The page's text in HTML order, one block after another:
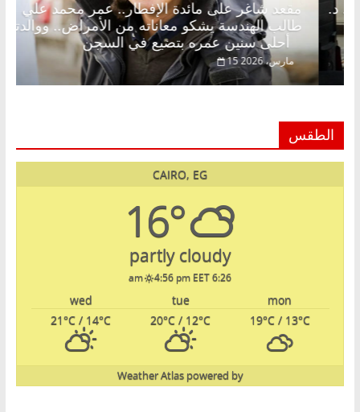
مقعد شاغر
طالب
أحلى سنين عمره بتضيع في السجن
على الإفطار وبلكونة بلا زينة رمضان.. د.
فاروق خبير اقتصادي في انتظار حلم
الطقس
CAIRO, EG
16°
partly cloudy
6:26 am
4:56 pm EET
mon
tue
wed
19°C/ 13°C
20°C / 12°C
21°C / 14°C
powered by
Weather Atlas